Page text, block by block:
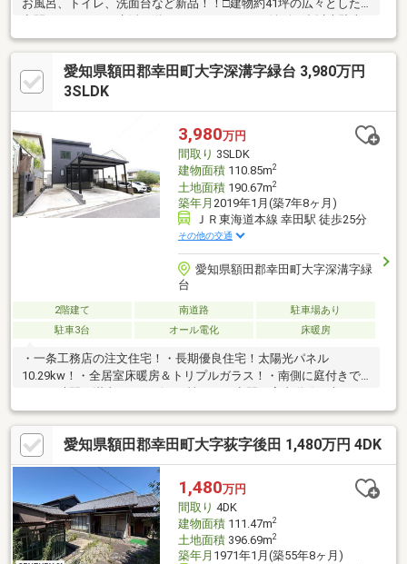
お風呂、トイレ、洗面台など新品！！□建物約41坪の広々とした
空間でゆとりある生活を送ることができます □並列３台以上駐車
可能◎（車種のよる）☆お客様の物件のご希望をお聞かせくださ
い！☆資料請求・案内予約はもちろん、気になったことなど何で
もお気軽にお問い合わせください。お待ちしております（＾＾）
愛知県額田郡幸田町大字深溝字緑台 3,980万円
3SLDK
3,980万円
間取り 3SLDK
建物面積110.85m2
土地面積190.67m2
築年月 2019年1月(築7年8ヶ月)
ＪＲ東海道本線 幸田駅 徒歩25分
その他の交通
愛知県額田郡幸田町大字深溝字緑
台
2階建て 南道路
駐車場あり
駐車3台
オール電化 床暖房
・一条工務店の注文住宅！・長期優良住宅！太陽光パネル
10.29kw！・全居室床暖房＆トリプルガラス！・南側に庭付きで
こだわりの間取り！・駐車3台可能（車種による）＊ライフインフ
ォメーション＊・JR東海道本線「幸田」駅まで徒歩約25分・深溝
小学校まで徒歩約23分・南部中学校まで徒歩約13分・スーパーセ
ンタートライアル幸田店まで徒歩約5分・幸田あけぼの第二幼稚園
まで徒歩約5分・里保育園まで徒歩約19分・幸田みやこ認定こど
も園まで徒歩約19分・スーパーセンターオークワ 幸田店まで徒
歩約21分・ファミリーマート幸田芦谷店まで徒歩約25分
愛知県額田郡幸田町大字荻字後田 1,480万円 4DK
1,480万円
間取り 4DK
建物面積111.47m2
土地面積396.69m2
築年月 1971年1月(築55年8ヶ月)